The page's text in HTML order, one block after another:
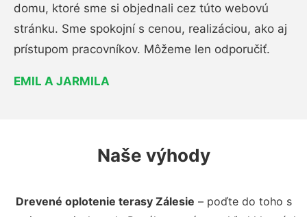
domu, ktoré sme si objednali cez túto webovú
stránku. Sme spokojní s cenou, realizáciou, ako aj
prístupom pracovníkov. Môžeme len odporučiť.
EMIL A JARMILA
Naše výhody
Drevené oplotenie terasy Zálesie – poďte do toho s